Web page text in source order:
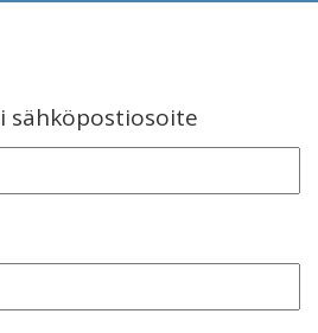
sähköpostiosoite